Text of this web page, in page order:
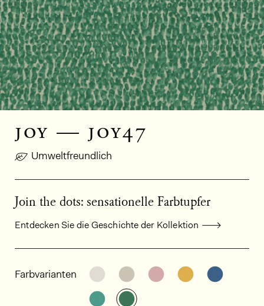
joy — joy47
Umweltfreundlich
Join the dots: sensationelle Farbtupfer
Entdecken Sie die Geschichte der Kollektion
Farbvarianten Weitere Varianten entdecken:
Weitere Varianten
Weitere Varianten
Weitere
Weitere Varianten entdecken:
Weitere Varianten